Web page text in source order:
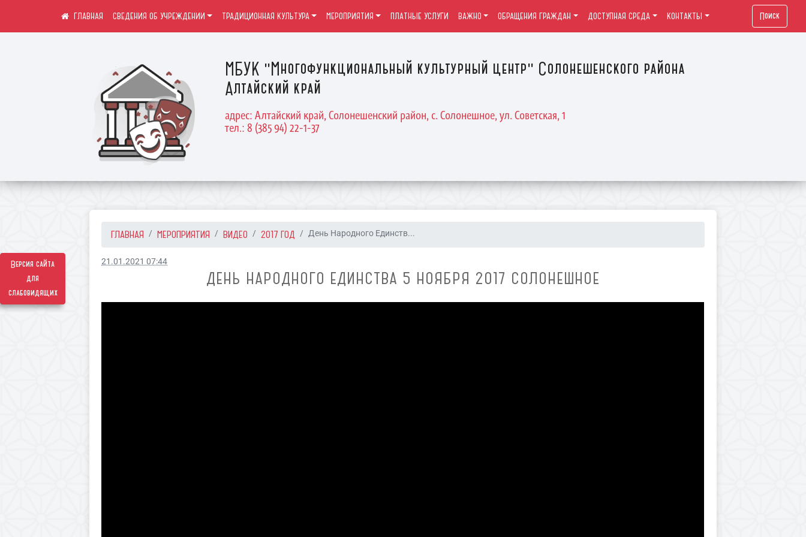
Версия сайта
для
слабовидящих
МБУК "Многофункциональный культурный центр" Солонешенского района
Алтайский край
адрес: Алтайский край, Солонешенский район, с. Солонешное, ул. Советская, 1
тел.: 8 (385 94) 22-1-37
СВЕДЕНИЯ ОБ УЧРЕЖДЕНИИ ТРАДИЦИОННАЯ КУЛЬТУРА МЕРОПРИЯТИЯ ПЛАТНЫЕ УСЛУГИ ВАЖНО ОБРАЩЕНИЯ ГРАЖДАН ДОСТУПНАЯ СРЕДА КОНТАКТЫ Поиск
ГЛАВНАЯ МЕРОПРИЯТИЯ ВИДЕО 2017 ГОД День Народного Единств...
21.01.2021 07:44
ДЕНЬ НАРОДНОГО ЕДИНСТВА 5 НОЯБРЯ 2017 СОЛОНЕШНОЕ